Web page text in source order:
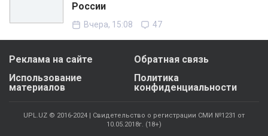
России
Вчера, 15:08 47
Реклама на сайте
Обратная связь
Использование
материалов
Политика
конфиденциальности
UPL.UZ © 2016-2024 | Свидетельство о регистрации СМИ №1231 от
10.05.2018г. (18+)